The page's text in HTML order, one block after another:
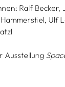
Ralf Becker,
Ulf
Ausstellung